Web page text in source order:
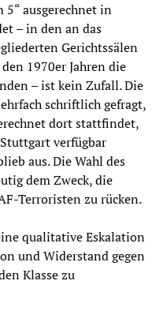
5“ ausgerechnet in
– in den an das
Gerichtssälen
1970er Jahren die
– ist kein Zufall. Die
schriftlich gefragt,
dort stattfindet,
verfügbar
aus. Die Wahl des
dem Zweck, die
Terroristen zu rücken.
qualitative Eskalation
und Widerstand gegen
Klasse zu